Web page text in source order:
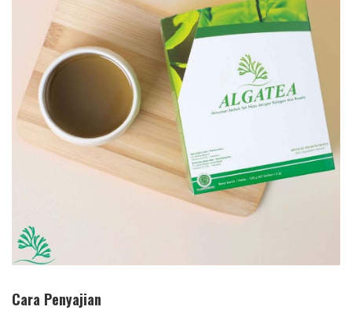
Cara Penyajian